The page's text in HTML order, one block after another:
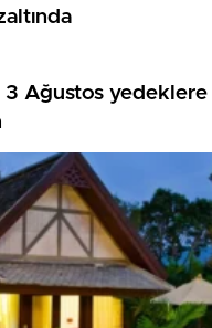
Ağustos yedeklere